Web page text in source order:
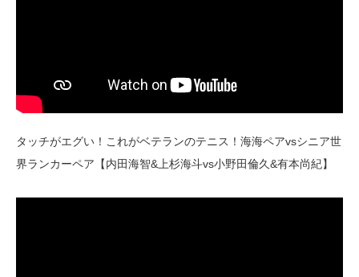
タッチがエグい！これがベテランのテニス！海海ペアvsシニア世
界ランカーペア【内田海智&上杉海斗vs小野田倫久&有本尚紀】